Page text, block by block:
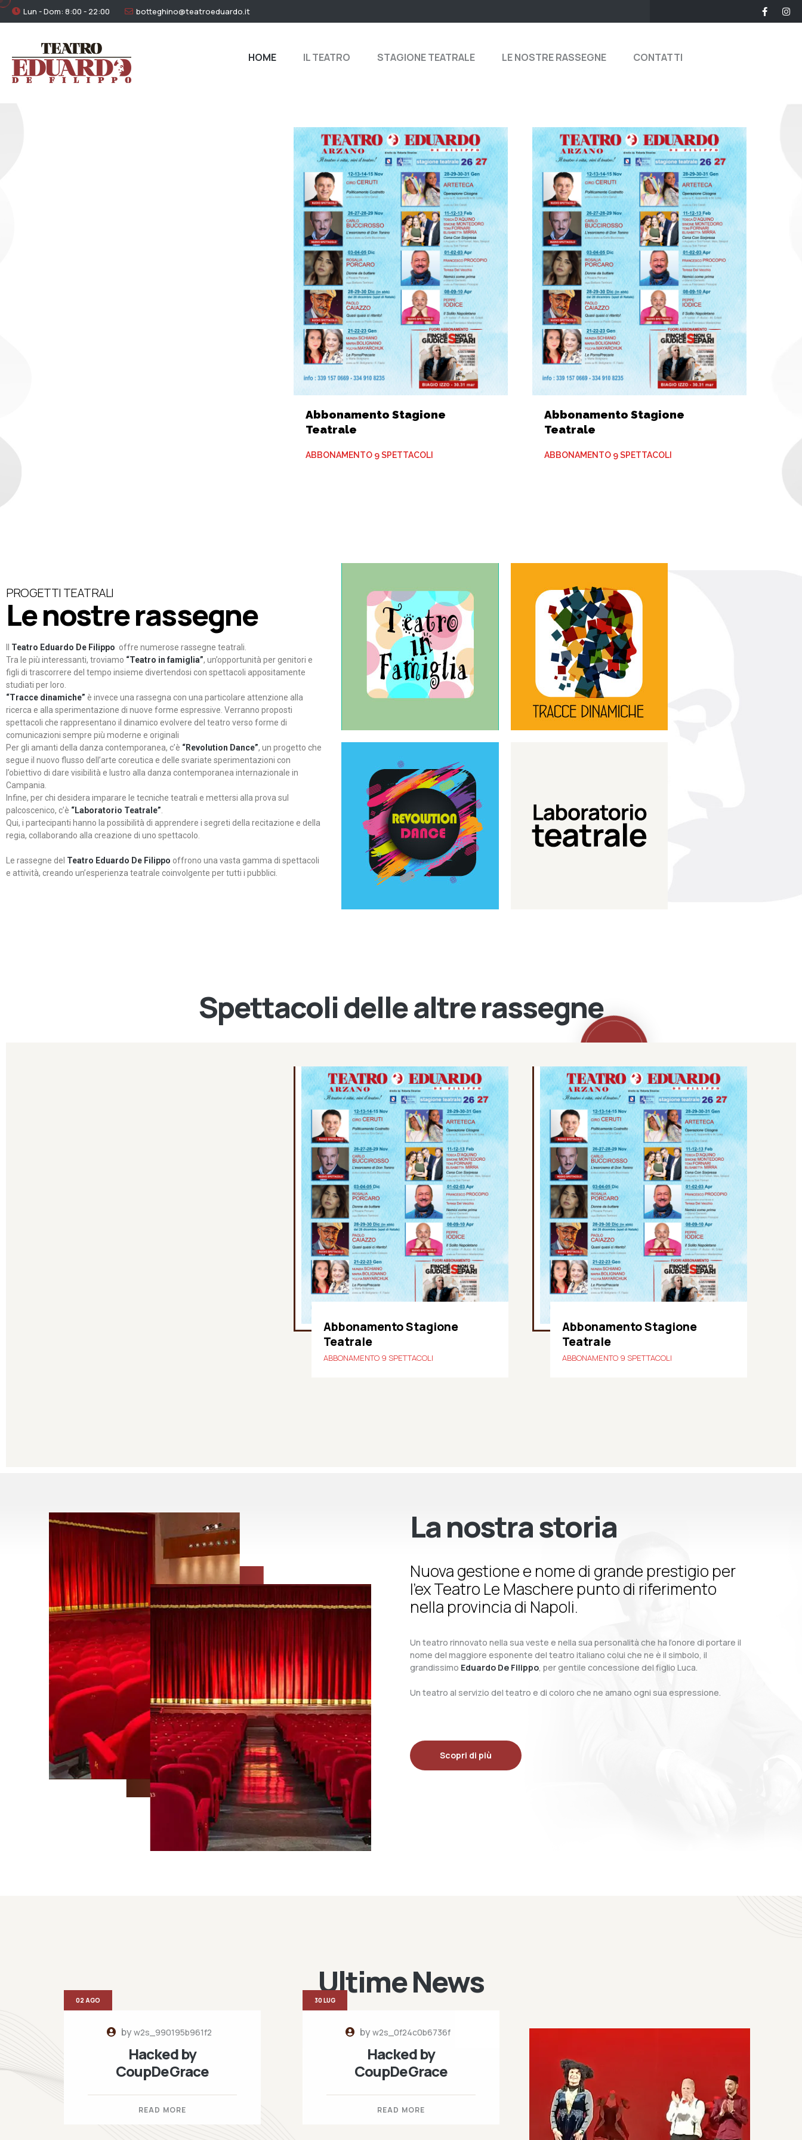
Lun - Dom: 8:00 - 22:00 botteghino@teatroeduardo.it
HOME IL TEATRO STAGIONE TEATRALE LE NOSTRE RASSEGNE CONTATTI
Abbonamento Stagione
Teatrale
ABBONAMENTO 9 SPETTACOLI
Abbonamento Stagione
Teatrale
ABBONAMENTO 9 SPETTACOLI
PROGETTI TEATRALI
Le nostre rassegne
Teatro Eduardo De Filippo offre numerose rassegne teatrali.
Tra le più interessanti, troviamo “Teatro in famiglia”, un’opportunità per genitori e
figli di trascorrere del tempo insieme divertendosi con spettacoli appositamente
studiati per loro.
“Tracce dinamiche” è invece una rassegna con una particolare attenzione alla
ricerca e alla sperimentazione di nuove forme espressive. Verranno proposti
spettacoli che rappresentano il dinamico evolvere del teatro verso forme di
comunicazioni sempre più moderne e originali
Per gli amanti della danza contemporanea, c’è “Revolution Dance”, un progetto che
segue il nuovo flusso dell’arte coreutica e delle svariate sperimentazioni con
l’obiettivo di dare visibilità e lustro alla danza contemporanea internazionale in
Campania.
Infine, per chi desidera imparare le tecniche teatrali e mettersi alla prova sul
palcoscenico, c’è “Laboratorio Teatrale”
Qui, i partecipanti hanno la possibilità di apprendere i segreti della recitazione e della
regia, collaborando alla creazione di uno spettacolo.
Le rassegne del Teatro Eduardo De Filippo offrono una vasta gamma di spettacoli
e attività, creando un’esperienza teatrale coinvolgente per tutti i pubblici.
Teatro in famiglia
Teatro In Famiglia è una
rassegna di teatro concepita
per far condividere e godere
del teatro all’intera famiglia.
Continua
Tracce dinamiche
Tracce Dinamiche è una
rassegna di teatro
d’innovazione e sperimentale.
Continua
Revolution Dance
Rassegna di danza
contemporanea – I Edizione
Continua
Laboratorio di teatro del
Teatro Eduardo de Filippo
Spettacoli delle altre rassegne
Abbonamento Stagione
Teatrale
ABBONAMENTO 9 SPETTACOLI
Abbonamento Stagione
Teatrale
ABBONAMENTO 9 SPETTACOLI
La nostra storia
Nuova gestione e nome di grande prestigio per
l’ex Teatro Le Maschere punto di riferimento
nella provincia di Napoli.
Un teatro rinnovato nella sua veste e nella sua personalità che ha l’onore di portare il
nome del maggiore esponente del teatro italiano colui che ne è il simbolo, il
grandissimo Eduardo De Filippo, per gentile concessione del figlio Luca.
Un teatro al servizio del teatro e di coloro che ne amano ogni sua espressione.
Scopri di più
Ultime News
byw2s_990195b961f2
Hacked by
CoupDeGrace
READ MORE
02 AGO
byw2s_0f24c0b6736f
Hacked by
CoupDeGrace
READ MORE
30 LUG